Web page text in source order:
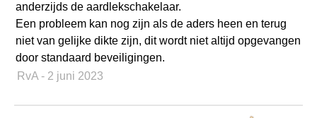
anderzijds de aardlekschakelaar.
Een probleem kan nog zijn als de aders heen en terug
niet van gelijke dikte zijn, dit wordt niet altijd opgevangen
door standaard beveiligingen.
RvA - 2 juni 2023